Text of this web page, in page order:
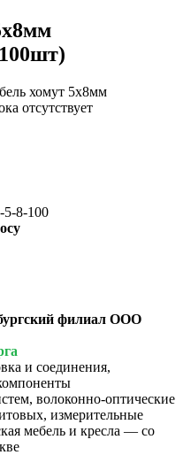
хомут 5х8мм
отсутствует
5-8-100
филиал ООО
и соединения,
волоконно-оптические
измерительные
мебель и кресла — со